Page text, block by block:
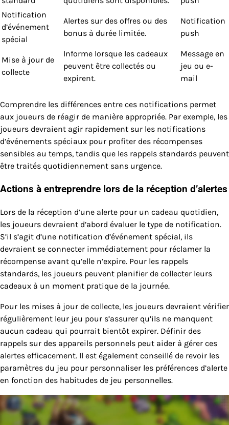
Notification
d’événement
spécial
Alertes sur des offres ou des
bonus à durée limitée.
Notification
push
Mise à jour de
collecte
Informe lorsque les cadeaux
peuvent être collectés ou
expirent.
Message en
jeu ou e-
mail
Comprendre les différences entre ces notifications permet
aux joueurs de réagir de manière appropriée. Par exemple, les
joueurs devraient agir rapidement sur les notifications
d’événements spéciaux pour profiter des récompenses
sensibles au temps, tandis que les rappels standards peuvent
être traités quotidiennement sans urgence.
Actions à entreprendre lors de la réception d’alertes
Lors de la réception d’une alerte pour un cadeau quotidien,
les joueurs devraient d’abord évaluer le type de notification.
S’il s’agit d’une notification d’événement spécial, ils
devraient se connecter immédiatement pour réclamer la
récompense avant qu’elle n’expire. Pour les rappels
standards, les joueurs peuvent planifier de collecter leurs
cadeaux à un moment pratique de la journée.
Pour les mises à jour de collecte, les joueurs devraient vérifier
régulièrement leur jeu pour s’assurer qu’ils ne manquent
aucun cadeau qui pourrait bientôt expirer. Définir des
rappels sur des appareils personnels peut aider à gérer ces
alertes efficacement. Il est également conseillé de revoir les
paramètres du jeu pour personnaliser les préférences d’alerte
en fonction des habitudes de jeu personnelles.